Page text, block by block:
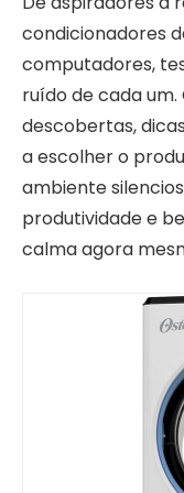
condicionadores
computadores,
ruído de cada
descobertas,
a escolher o
ambiente
produtividade e
calma agora